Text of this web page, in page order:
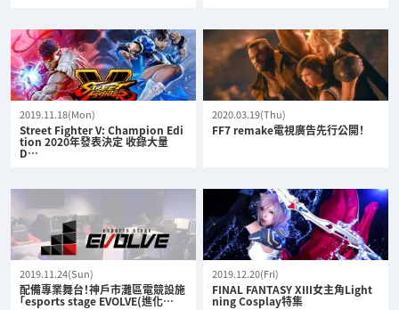
2019.11.18(Mon)
Street Fighter V: Champion Edi
tion 2020年發表決定 收錄大量
D…
2020.03.19(Thu)
FF7 remake電視廣告先行公開！
2019.11.24(Sun)
配備專業舞台！神戶市灘區電競設施
「esports stage EVOLVE(進化…
2019.12.20(Fri)
FINAL FANTASY XIII女主角Light
ning Cosplay特集